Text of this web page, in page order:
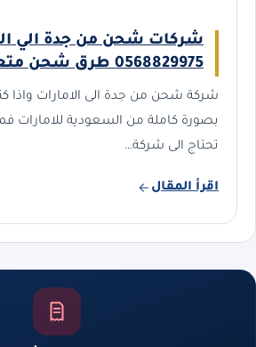
شركات شحن من جدة الي
0568829975 طرق شحن متعددة
شركة شحن من جدة الى الامارات واذا
بصورة كاملة من السعودية للامارات
تحتاج الى شركة…
اقرأ المقال